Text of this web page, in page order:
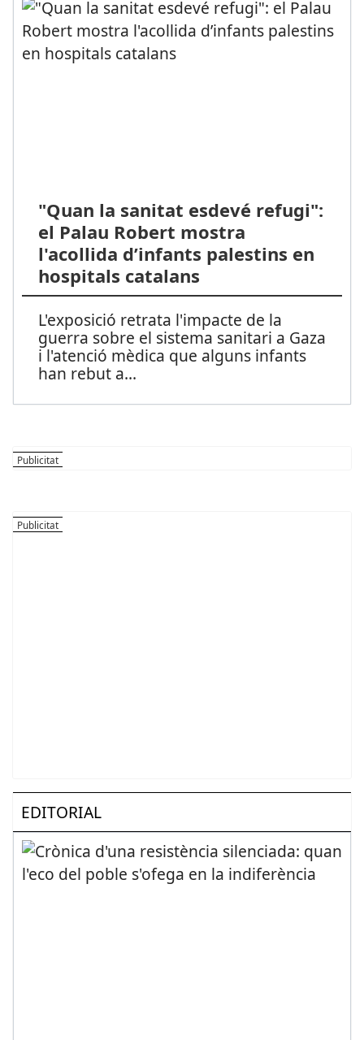
"Quan la sanitat esdevé refugi":
el Palau Robert mostra
l'acollida d’infants palestins en
hospitals catalans
L'exposició retrata l'impacte de la
guerra sobre el sistema sanitari a Gaza
i l'atenció mèdica que alguns infants
han rebut a...
EDITORIAL